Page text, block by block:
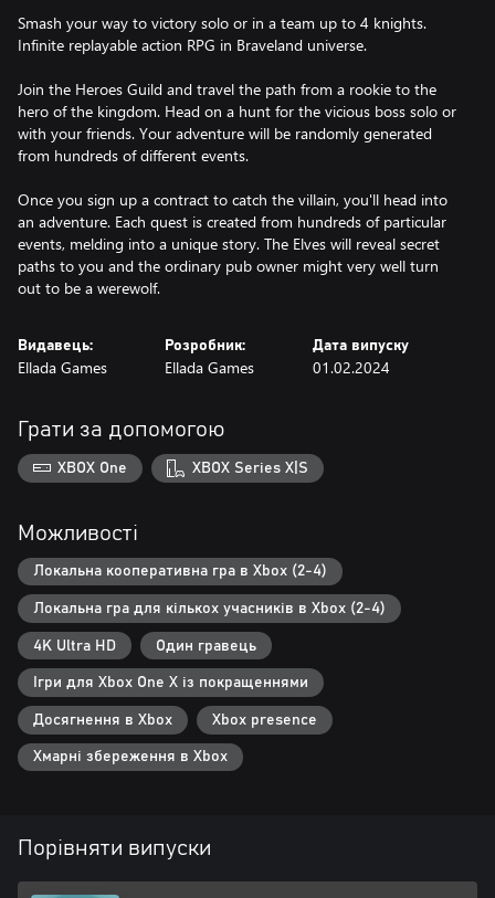
Smash your way to victory solo or in a team up to 4 knights.
Infinite replayable action RPG in Braveland universe.
Join the Heroes Guild and travel the path from a rookie to the
hero of the kingdom. Head on a hunt for the vicious boss solo or
with your friends. Your adventure will be randomly generated
from hundreds of different events.
Once you sign up a contract to catch the villain, you'll head into
an adventure. Each quest is created from hundreds of particular
events, melding into a unique story. The Elves will reveal secret
paths to you and the ordinary pub owner might very well turn
out to be a werewolf.
Видавець:
Ellada Games
Розробник:
Ellada Games
Дата випуску
01.02.2024
Грати за допомогою
XBOX One XBOX Series X|S
Можливості
Локальна кооперативна гра в Xbox (2-4)
Локальна гра для кількох учасників в Xbox (2-4)
4K Ultra HD Один гравець
Ігри для Xbox One X із покращеннями
Досягнення в Xbox Xbox presence
Хмарні збереження в Xbox
Порівняти випуски